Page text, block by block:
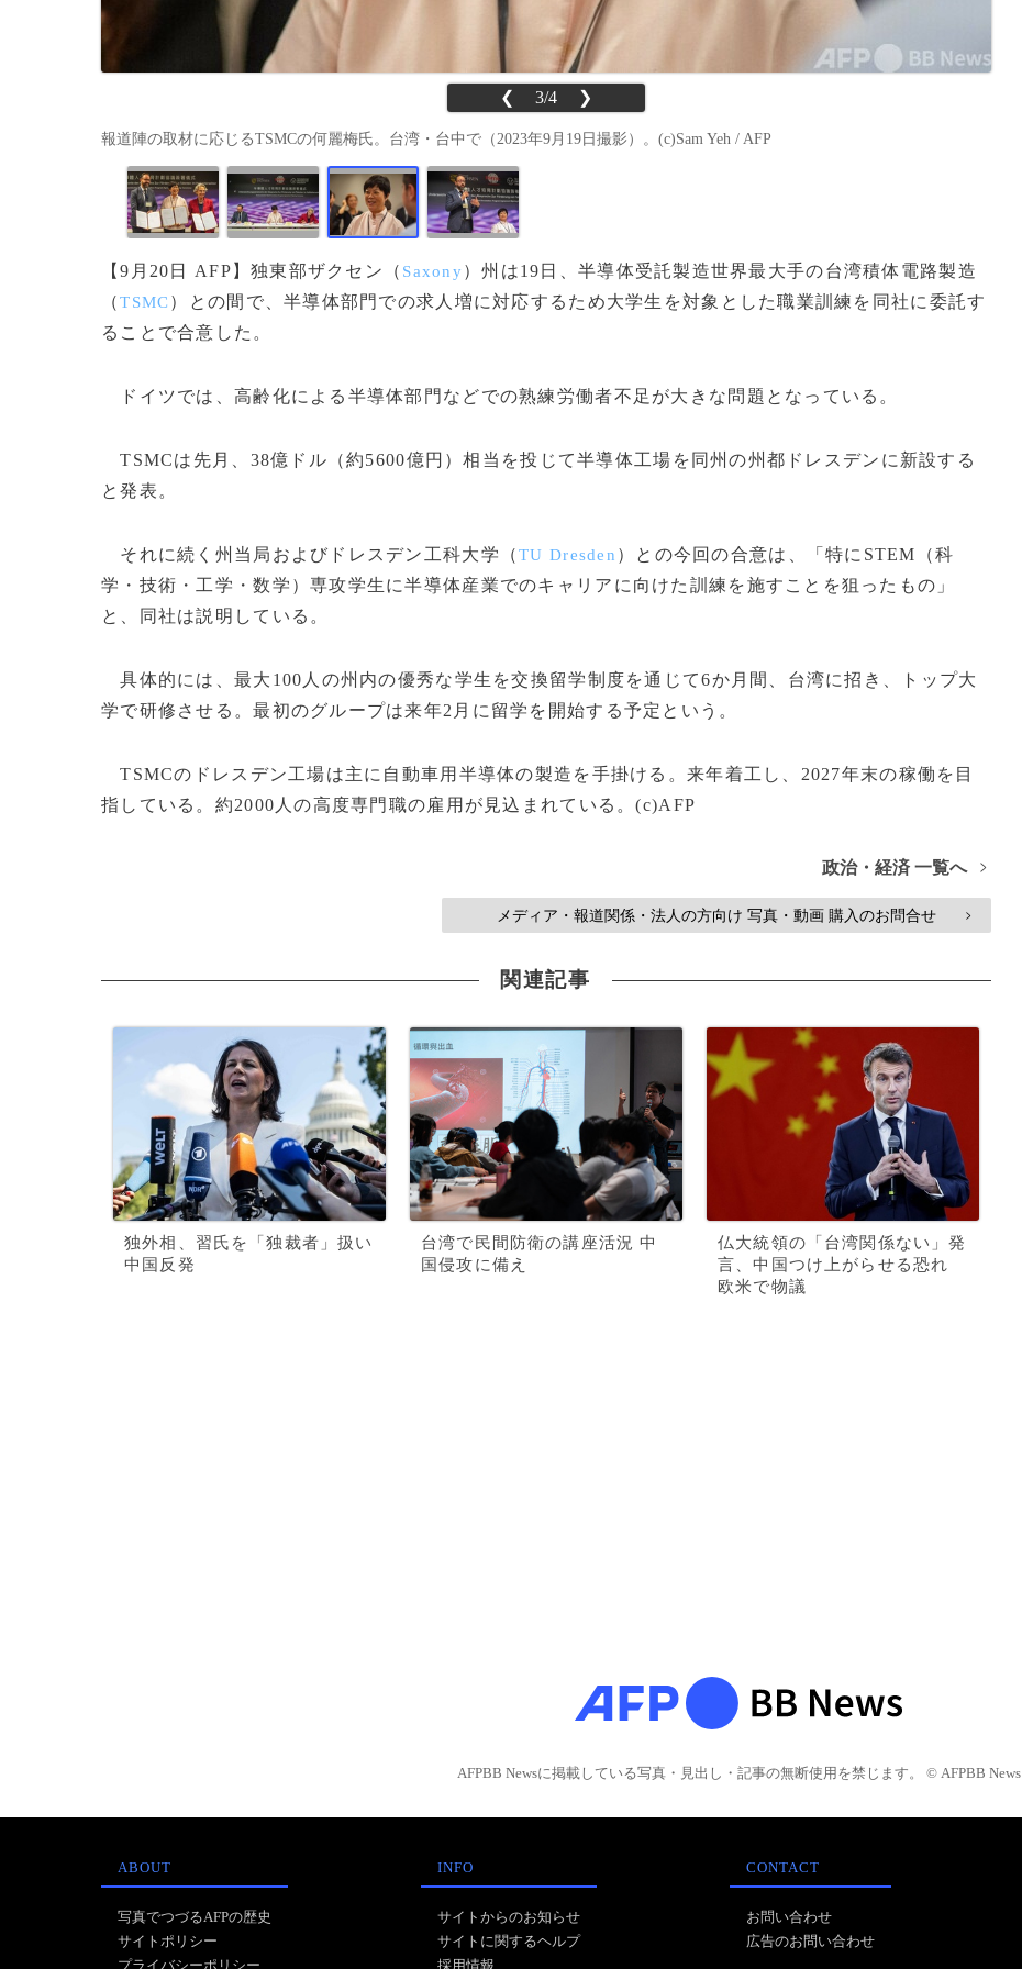
❮ 3/4 ❯
報道陣の取材に応じるTSMCの何麗梅氏。台湾・台中で（2023年9月19日撮影）。(c)Sam Yeh / AFP
【9月20日 AFP】独東部ザクセン（ Saxony）州は19日、半導体受託製造世界最大手の台湾積体電路製造
（TSMC）との間で、半導体部門での求人増に対応するため大学生を対象とした職業訓練を同社に委託す
ることで合意した。
ドイツでは、高齢化による半導体部門などでの熟練労働者不足が大きな問題となっている。
TSMCは先月、38億ドル（約5600億円）相当を投じて半導体工場を同州の州都ドレスデンに新設する
と発表。
それに続く州当局およびドレスデン工科大学（TU Dresden ）との今回の合意は、「特にSTEM（科
学・技術・工学・数学）専攻学生に半導体産業でのキャリアに向けた訓練を施すことを狙ったもの」
と、同社は説明している。
具体的には、最大100人の州内の優秀な学生を交換留学制度を通じて6か月間、台湾に招き、トップ大
学で研修させる。最初のグループは来年2月に留学を開始する予定という。
TSMCのドレスデン工場は主に自動車用半導体の製造を手掛ける。来年着工し、2027年末の稼働を目
指している。約2000人の高度専門職の雇用が見込まれている。(c)AFP
政治・経済 一覧へ >
メディア・報道関係・法人の方向け 写真・動画 購入のお問合せ >
関連記事
独外相、習氏を「独裁者」扱い
中国反発
台湾で民間防衛の講座活況 中
国侵攻に備え
仏大統領の「台湾関係ない」発
言、中国つけ上がらせる恐れ
欧米で物議
AFPBB Newsに掲載している写真・見出し・記事の無断使用を禁じます。 © AFPBB News
ABOUT
写真でつづるAFPの歴史
サイトポリシー
プライバシーポリシー
INFO
サイトからのお知らせ
サイトに関するヘルプ
採用情報
CONTACT
お問い合わせ
広告のお問い合わせ